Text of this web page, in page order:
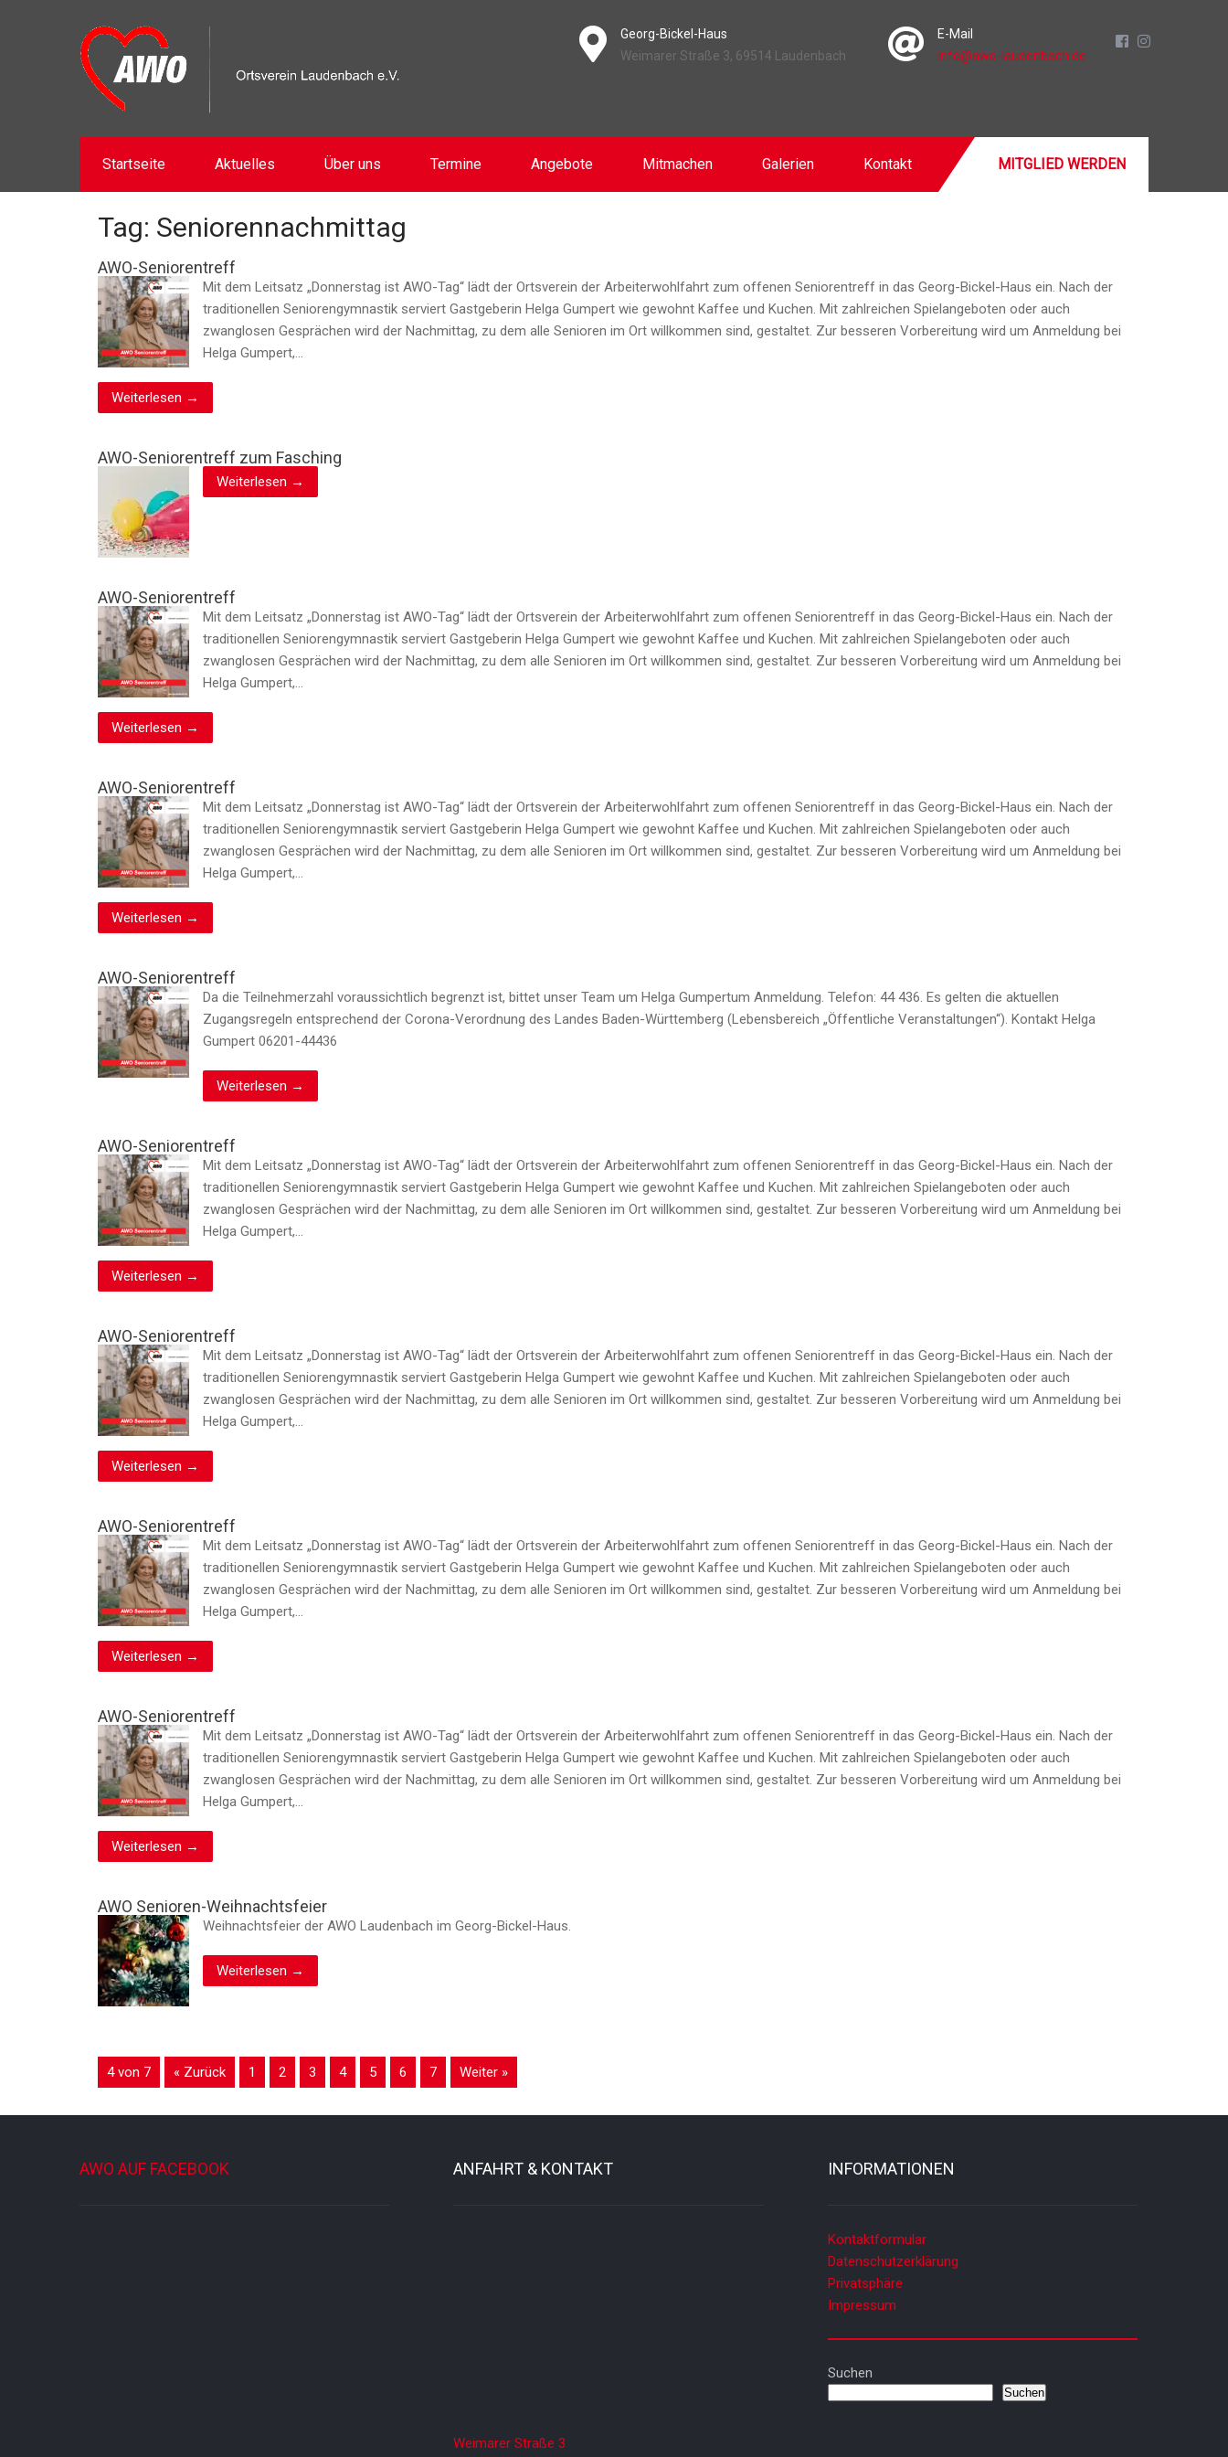
Georg-Bickel-Haus
Weimarer Straße 3, 69514 Laudenbach
E-Mail
info@awo-laudenbach.de
Startseite Aktuelles Über uns Termine Angebote Mitmachen Galerien Kontakt MITGLIED WERDEN
Tag: Seniorennachmittag
AWO-Seniorentreff
Mit dem Leitsatz „Donnerstag ist AWO-Tag“ lädt der Ortsverein der Arbeiterwohlfahrt zum offenen Seniorentreff in das Georg-Bickel-Haus ein. Nach der
traditionellen Seniorengymnastik serviert Gastgeberin Helga Gumpert wie gewohnt Kaffee und Kuchen. Mit zahlreichen Spielangeboten oder auch
zwanglosen Gesprächen wird der Nachmittag, zu dem alle Senioren im Ort willkommen sind, gestaltet. Zur besseren Vorbereitung wird um Anmeldung bei
Helga Gumpert,…
Weiterlesen →
AWO-Seniorentreff zum Fasching
Weiterlesen →
AWO-Seniorentreff
Mit dem Leitsatz „Donnerstag ist AWO-Tag“ lädt der Ortsverein der Arbeiterwohlfahrt zum offenen Seniorentreff in das Georg-Bickel-Haus ein. Nach der
traditionellen Seniorengymnastik serviert Gastgeberin Helga Gumpert wie gewohnt Kaffee und Kuchen. Mit zahlreichen Spielangeboten oder auch
zwanglosen Gesprächen wird der Nachmittag, zu dem alle Senioren im Ort willkommen sind, gestaltet. Zur besseren Vorbereitung wird um Anmeldung bei
Helga Gumpert,…
Weiterlesen →
AWO-Seniorentreff
Mit dem Leitsatz „Donnerstag ist AWO-Tag“ lädt der Ortsverein der Arbeiterwohlfahrt zum offenen Seniorentreff in das Georg-Bickel-Haus ein. Nach der
traditionellen Seniorengymnastik serviert Gastgeberin Helga Gumpert wie gewohnt Kaffee und Kuchen. Mit zahlreichen Spielangeboten oder auch
zwanglosen Gesprächen wird der Nachmittag, zu dem alle Senioren im Ort willkommen sind, gestaltet. Zur besseren Vorbereitung wird um Anmeldung bei
Helga Gumpert,…
Weiterlesen →
AWO-Seniorentreff
Da die Teilnehmerzahl voraussichtlich begrenzt ist, bittet unser Team um Helga Gumpertum Anmeldung. Telefon: 44 436. Es gelten die aktuellen
Zugangsregeln entsprechend der Corona-Verordnung des Landes Baden-Württemberg (Lebensbereich „Öffentliche Veranstaltungen“). Kontakt Helga
Gumpert 06201-44436
Weiterlesen →
AWO-Seniorentreff
Mit dem Leitsatz „Donnerstag ist AWO-Tag“ lädt der Ortsverein der Arbeiterwohlfahrt zum offenen Seniorentreff in das Georg-Bickel-Haus ein. Nach der
traditionellen Seniorengymnastik serviert Gastgeberin Helga Gumpert wie gewohnt Kaffee und Kuchen. Mit zahlreichen Spielangeboten oder auch
zwanglosen Gesprächen wird der Nachmittag, zu dem alle Senioren im Ort willkommen sind, gestaltet. Zur besseren Vorbereitung wird um Anmeldung bei
Helga Gumpert,…
Weiterlesen →
AWO-Seniorentreff
Mit dem Leitsatz „Donnerstag ist AWO-Tag“ lädt der Ortsverein der Arbeiterwohlfahrt zum offenen Seniorentreff in das Georg-Bickel-Haus ein. Nach der
traditionellen Seniorengymnastik serviert Gastgeberin Helga Gumpert wie gewohnt Kaffee und Kuchen. Mit zahlreichen Spielangeboten oder auch
zwanglosen Gesprächen wird der Nachmittag, zu dem alle Senioren im Ort willkommen sind, gestaltet. Zur besseren Vorbereitung wird um Anmeldung bei
Helga Gumpert,…
Weiterlesen →
AWO-Seniorentreff
Mit dem Leitsatz „Donnerstag ist AWO-Tag“ lädt der Ortsverein der Arbeiterwohlfahrt zum offenen Seniorentreff in das Georg-Bickel-Haus ein. Nach der
traditionellen Seniorengymnastik serviert Gastgeberin Helga Gumpert wie gewohnt Kaffee und Kuchen. Mit zahlreichen Spielangeboten oder auch
zwanglosen Gesprächen wird der Nachmittag, zu dem alle Senioren im Ort willkommen sind, gestaltet. Zur besseren Vorbereitung wird um Anmeldung bei
Helga Gumpert,…
Weiterlesen →
AWO-Seniorentreff
Mit dem Leitsatz „Donnerstag ist AWO-Tag“ lädt der Ortsverein der Arbeiterwohlfahrt zum offenen Seniorentreff in das Georg-Bickel-Haus ein. Nach der
traditionellen Seniorengymnastik serviert Gastgeberin Helga Gumpert wie gewohnt Kaffee und Kuchen. Mit zahlreichen Spielangeboten oder auch
zwanglosen Gesprächen wird der Nachmittag, zu dem alle Senioren im Ort willkommen sind, gestaltet. Zur besseren Vorbereitung wird um Anmeldung bei
Helga Gumpert,…
Weiterlesen →
AWO Senioren-Weihnachtsfeier
Weihnachtsfeier der AWO Laudenbach im Georg-Bickel-Haus.
Weiterlesen →
4 von 7 « Zurück 1 2 3 4 5 6 7 Weiter »
AWO AUF FACEBOOK ANFAHRT & KONTAKT
Weimarer Straße 3
INFORMATIONEN
Kontaktformular
Datenschutzerklärung
Privatsphäre
Impressum
Suchen
Suchen